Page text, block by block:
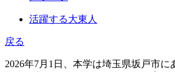
活躍する大東人
戻る
2026年7月1日、本学は埼玉県坂戸市